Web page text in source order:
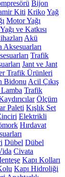
Bijon
Kiti KrikoYağ
Motor Yağı
ve Katkısı
Akü
Aksesuarları
Trafik
Jant ve Jant
Trafik Ürünleri
Bidonu Acil Çıkış
Trafik
Ölçüm
Paleti Kışlık Set
Elektrikli
Hırdavat
Dübel Dübel
Civata
Kapı Kolları
Kapı Hidroliği